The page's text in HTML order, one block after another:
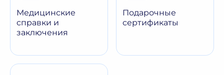
Медицинские
справки и
заключения
Подарочные
сертификаты